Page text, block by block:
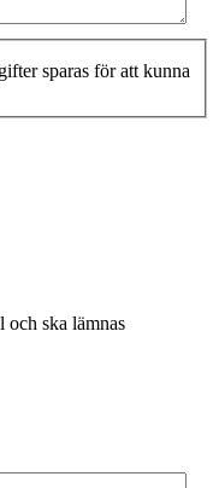
sparas för att kunna
och ska lämnas